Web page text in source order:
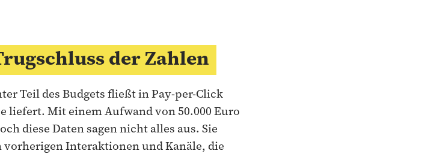
der Zahlen
Teil des Budgets fließt in Pay-per-Click
liefert. Mit einem Aufwand von 50.000 Euro
diese Daten sagen nicht alles aus. Sie
Interaktionen und Kanäle, die